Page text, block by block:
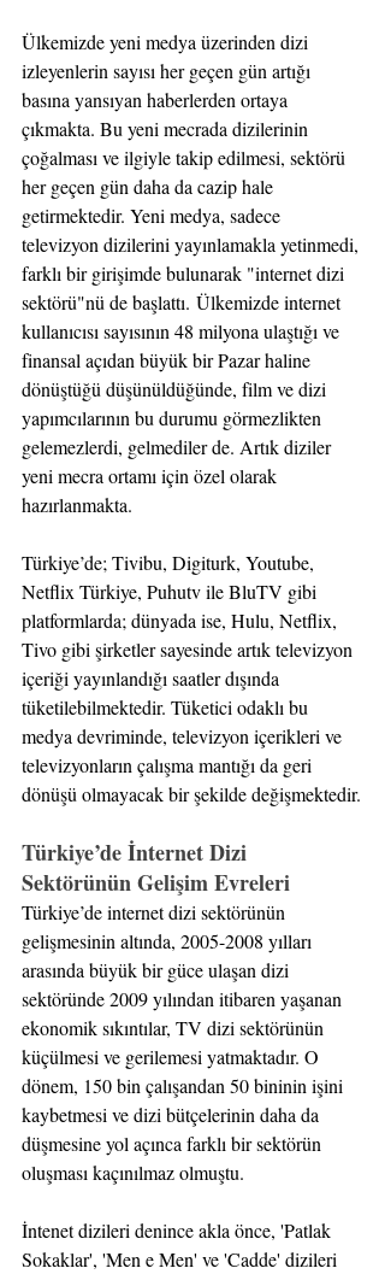
Ülkemizde yeni medya üzerinden dizi
izleyenlerin sayısı her geçen gün artığı
basına yansıyan haberlerden ortaya
çıkmakta. Bu yeni mecrada dizilerinin
çoğalması ve ilgiyle takip edilmesi, sektörü
her geçen gün daha da cazip hale
getirmektedir. Yeni medya, sadece
televizyon dizilerini yayınlamakla yetinmedi,
farklı bir girişimde bulunarak "internet dizi
sektörü"nü de başlattı. Ülkemizde internet
kullanıcısı sayısının 48 milyona ulaştığı ve
finansal açıdan büyük bir Pazar haline
dönüştüğü düşünüldüğünde, film ve dizi
yapımcılarının bu durumu görmezlikten
gelemezlerdi, gelmediler de. Artık diziler
yeni mecra ortamı için özel olarak
hazırlanmakta.
Türkiye’de; Tivibu, Digiturk, Youtube,
Netflix Türkiye, Puhutv ile BluTV gibi
platformlarda; dünyada ise, Hulu, Netflix,
Tivo gibi şirketler sayesinde artık televizyon
içeriği yayınlandığı saatler dışında
tüketilebilmektedir. Tüketici odaklı bu
medya devriminde, televizyon içerikleri ve
televizyonların çalışma mantığı da geri
dönüşü olmayacak bir şekilde değişmektedir.
Türkiye’de İnternet Dizi
Sektörünün Gelişim Evreleri
Türkiye’de internet dizi sektörünün
gelişmesinin altında, 2005-2008 yılları
arasında büyük bir güce ulaşan dizi
sektöründe 2009 yılından itibaren yaşanan
ekonomik sıkıntılar, TV dizi sektörünün
küçülmesi ve gerilemesi yatmaktadır. O
dönem, 150 bin çalışandan 50 bininin işini
kaybetmesi ve dizi bütçelerinin daha da
düşmesine yol açınca farklı bir sektörün
oluşması kaçınılmaz olmuştu.
İntenet dizileri denince akla önce, 'Patlak
Sokaklar', 'Men e Men' ve 'Cadde' dizileri